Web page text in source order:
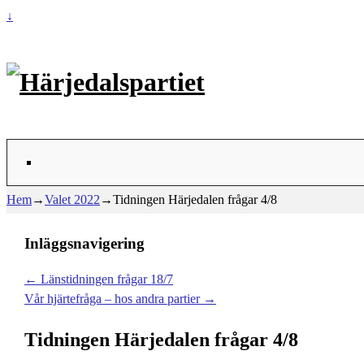
↓
Hem→Valet 2022 →Tidningen Härjedalen frågar 4/8
Inläggsnavigering
← Länstidningen frågar 18/7
Vår hjärtefråga – hos andra partier →
Tidningen Härjedalen frågar 4/8